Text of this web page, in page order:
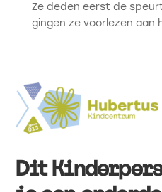
Ze deden eerst de
gingen ze voorlezen aan
Dit